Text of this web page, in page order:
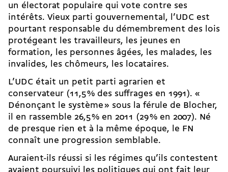
un électorat populaire qui vote contre ses
intérêts. Vieux parti gouvernemental, l’UDC est
pourtant responsable du démembrement des lois
protégeant les travailleurs, les jeunes en
formation, les personnes âgées, les malades, les
invalides, les chômeurs, les locataires.
L’UDC était un petit parti agrarien et
conservateur (11,5 % des suffrages en 1991). «
Dénonçant le système » sous la férule de Blocher,
il en rassemble 26,5 % en 2011 (29 % en 2007). Né
de presque rien et à la même époque, le FN
connaît une progression semblable.
Auraient-ils réussi si les régimes qu’ils contestent